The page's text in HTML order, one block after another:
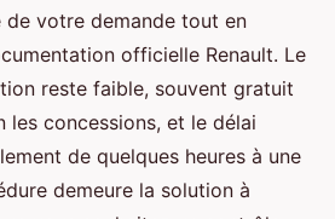
votre demande tout en
officielle Renault. Le
reste faible, souvent gratuit
les concessions, et le délai
de quelques heures à une
demeure la solution à